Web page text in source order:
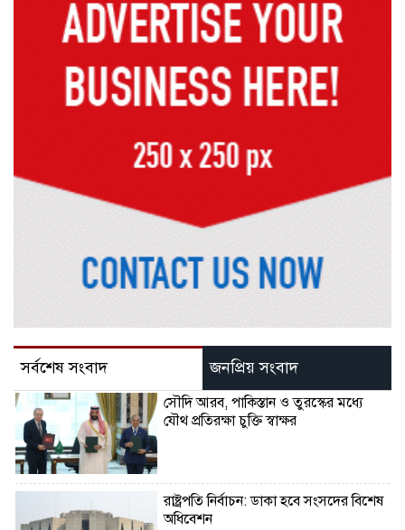
সর্বশেষ সংবাদ জনপ্রিয় সংবাদ
সৌদি আরব, পাকিস্তান ও তুরস্কের মধ্যে
যৌথ প্রতিরক্ষা চুক্তি স্বাক্ষর
রাষ্ট্রপতি নির্বাচন: ডাকা হবে সংসদের বিশেষ
অধিবেশন